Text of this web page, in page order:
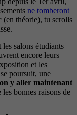
ne tomberont
(en théorie), tu scrolls
salons étudiants
encore leurs
et les
poursuit, une
y aller maintenant
bonnes raisons de